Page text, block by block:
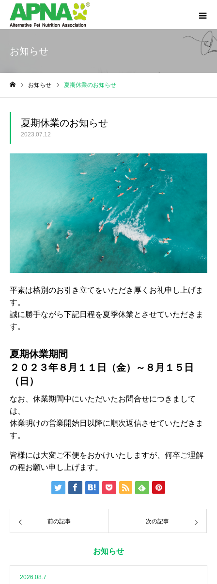
お知らせ
お知らせ 夏期休業のお知らせ
夏期休業のお知らせ
2023.07.12
平素は格別のお引き立てをいただき厚くお礼申し上げま
す。
誠に勝手ながら下記日程を夏季休業とさせていただきま
す。
夏期休業期間
２０２３年８月１１日（金）～８月１５日
（日）
なお、休業期間中にいただいたお問合せにつきまして
は、
休業明けの営業開始日以降に順次返信させていただきま
す。
皆様には大変ご不便をおかけいたしますが、何卒ご理解
の程お願い申し上げます。
前の記事 次の記事
お知らせ
2026.08.7